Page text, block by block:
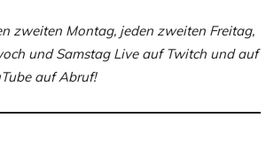
zweiten Montag, jeden zweiten Freitag,
und Samstag Live auf Twitch und auf
auf Abruf!